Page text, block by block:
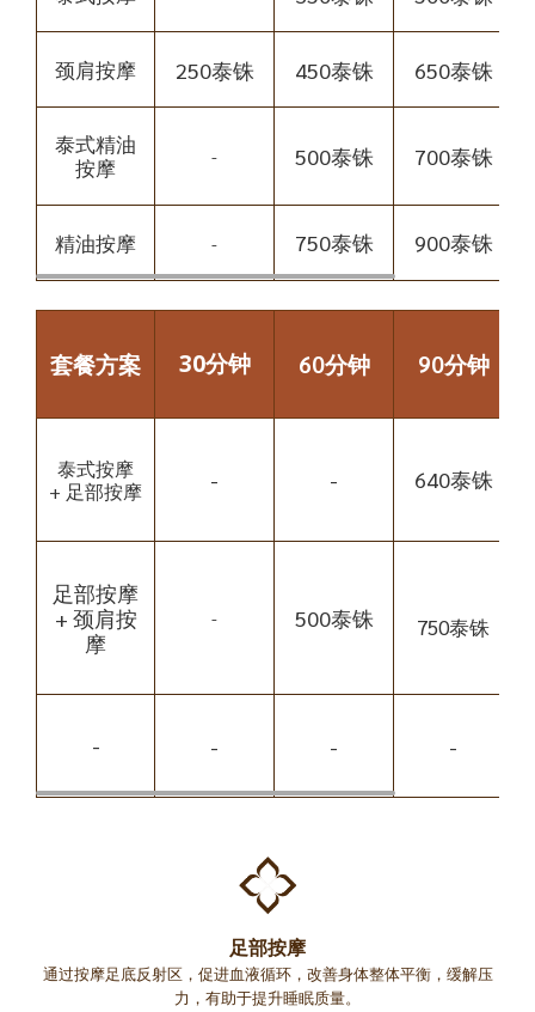
颈肩按摩 250泰铢 450泰铢 650泰铢
泰式精油
按摩
- 500泰铢 700泰铢
精油按摩 - 750泰铢 900泰铢
套餐方案 30分钟 60分钟 90分钟
泰式按摩
+ 足部按摩
- - 640泰铢
足部按摩
+ 颈肩按
摩
- 500泰铢 750泰铢
- - - -
足部按摩
通过按摩足底反射区，促进血液循环，改善身体整体平衡，缓解压
力，有助于提升睡眠质量。